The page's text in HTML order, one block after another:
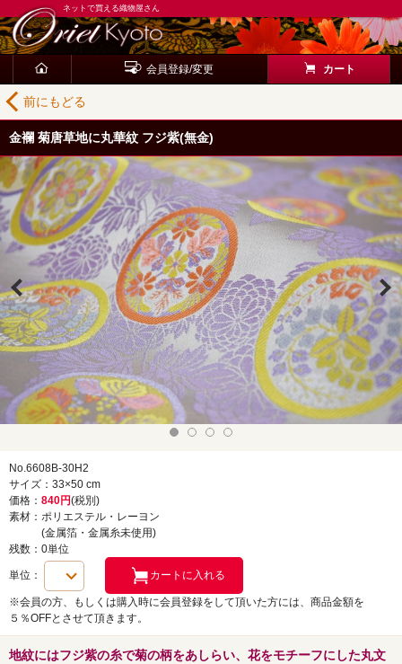
ネットで買える織物屋さん
会員登録/変更 カート
前にもどる
金襴 菊唐草地に丸華紋 フジ紫(無金)
No.6608B-30H2
サイズ：33×50 cm
価格： 840円(税別)
素材：ポリエステル・レーヨン
(金属箔・金属糸未使用)
残数：0単位
単位：
※会員の方、もしくは購入時に会員登録をして頂いた方には、商品金額を
５％OFFとさせて頂きます。
地紋にはフジ紫の糸で菊の柄をあしらい、花をモチーフにした丸文